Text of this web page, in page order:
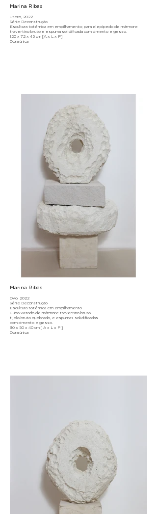
Marina Ribas
Útero, 2022
Série Deconstrução
Escultura totêmica em empilhamento; paralelepípedo de mármore
travertino bruto e espuma solidificada com cimento e gesso.
120 x 72 x 45 cm [A x L x P]
Obra única
Marina Ribas
Ovo, 2022
Série Deconstrução
Escultura totêmica em empilhamento
Cubo vazado de mármore travertino bruto,
tijolo bruto quebrado, e espumas solidificadas
com cimento e gesso.
90 x 50 x 40 cm [ A x L x P ]
Obra única